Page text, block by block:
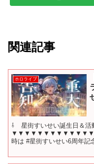
関連記事
ホロライブ
⇩ 星街すいせい誕生日＆
時は #⁠星街すいせい6周年記